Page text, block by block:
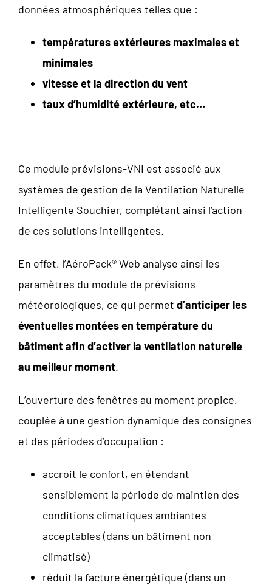
données atmosphériques telles que :
températures extérieures maximales et
minimales
vitesse et la direction du vent
taux d’humidité extérieure, etc…
Ce module prévisions-VNI est associé aux
systèmes de gestion de la Ventilation Naturelle
Intelligente Souchier, complétant ainsi l’action
de ces solutions intelligentes.
En effet, l’AéroPack® Web analyse ainsi les
paramètres du module de prévisions
météorologiques, ce qui permet d’anticiper les
éventuelles montées en température du
bâtiment afin d’activer la ventilation naturelle
au meilleur moment.
L’ouverture des fenêtres au moment propice,
couplée à une gestion dynamique des consignes
et des périodes d’occupation :
accroit le confort, en étendant
sensiblement la période de maintien des
conditions climatiques ambiantes
acceptables (dans un bâtiment non
climatisé)
réduit la facture énergétique (dans un